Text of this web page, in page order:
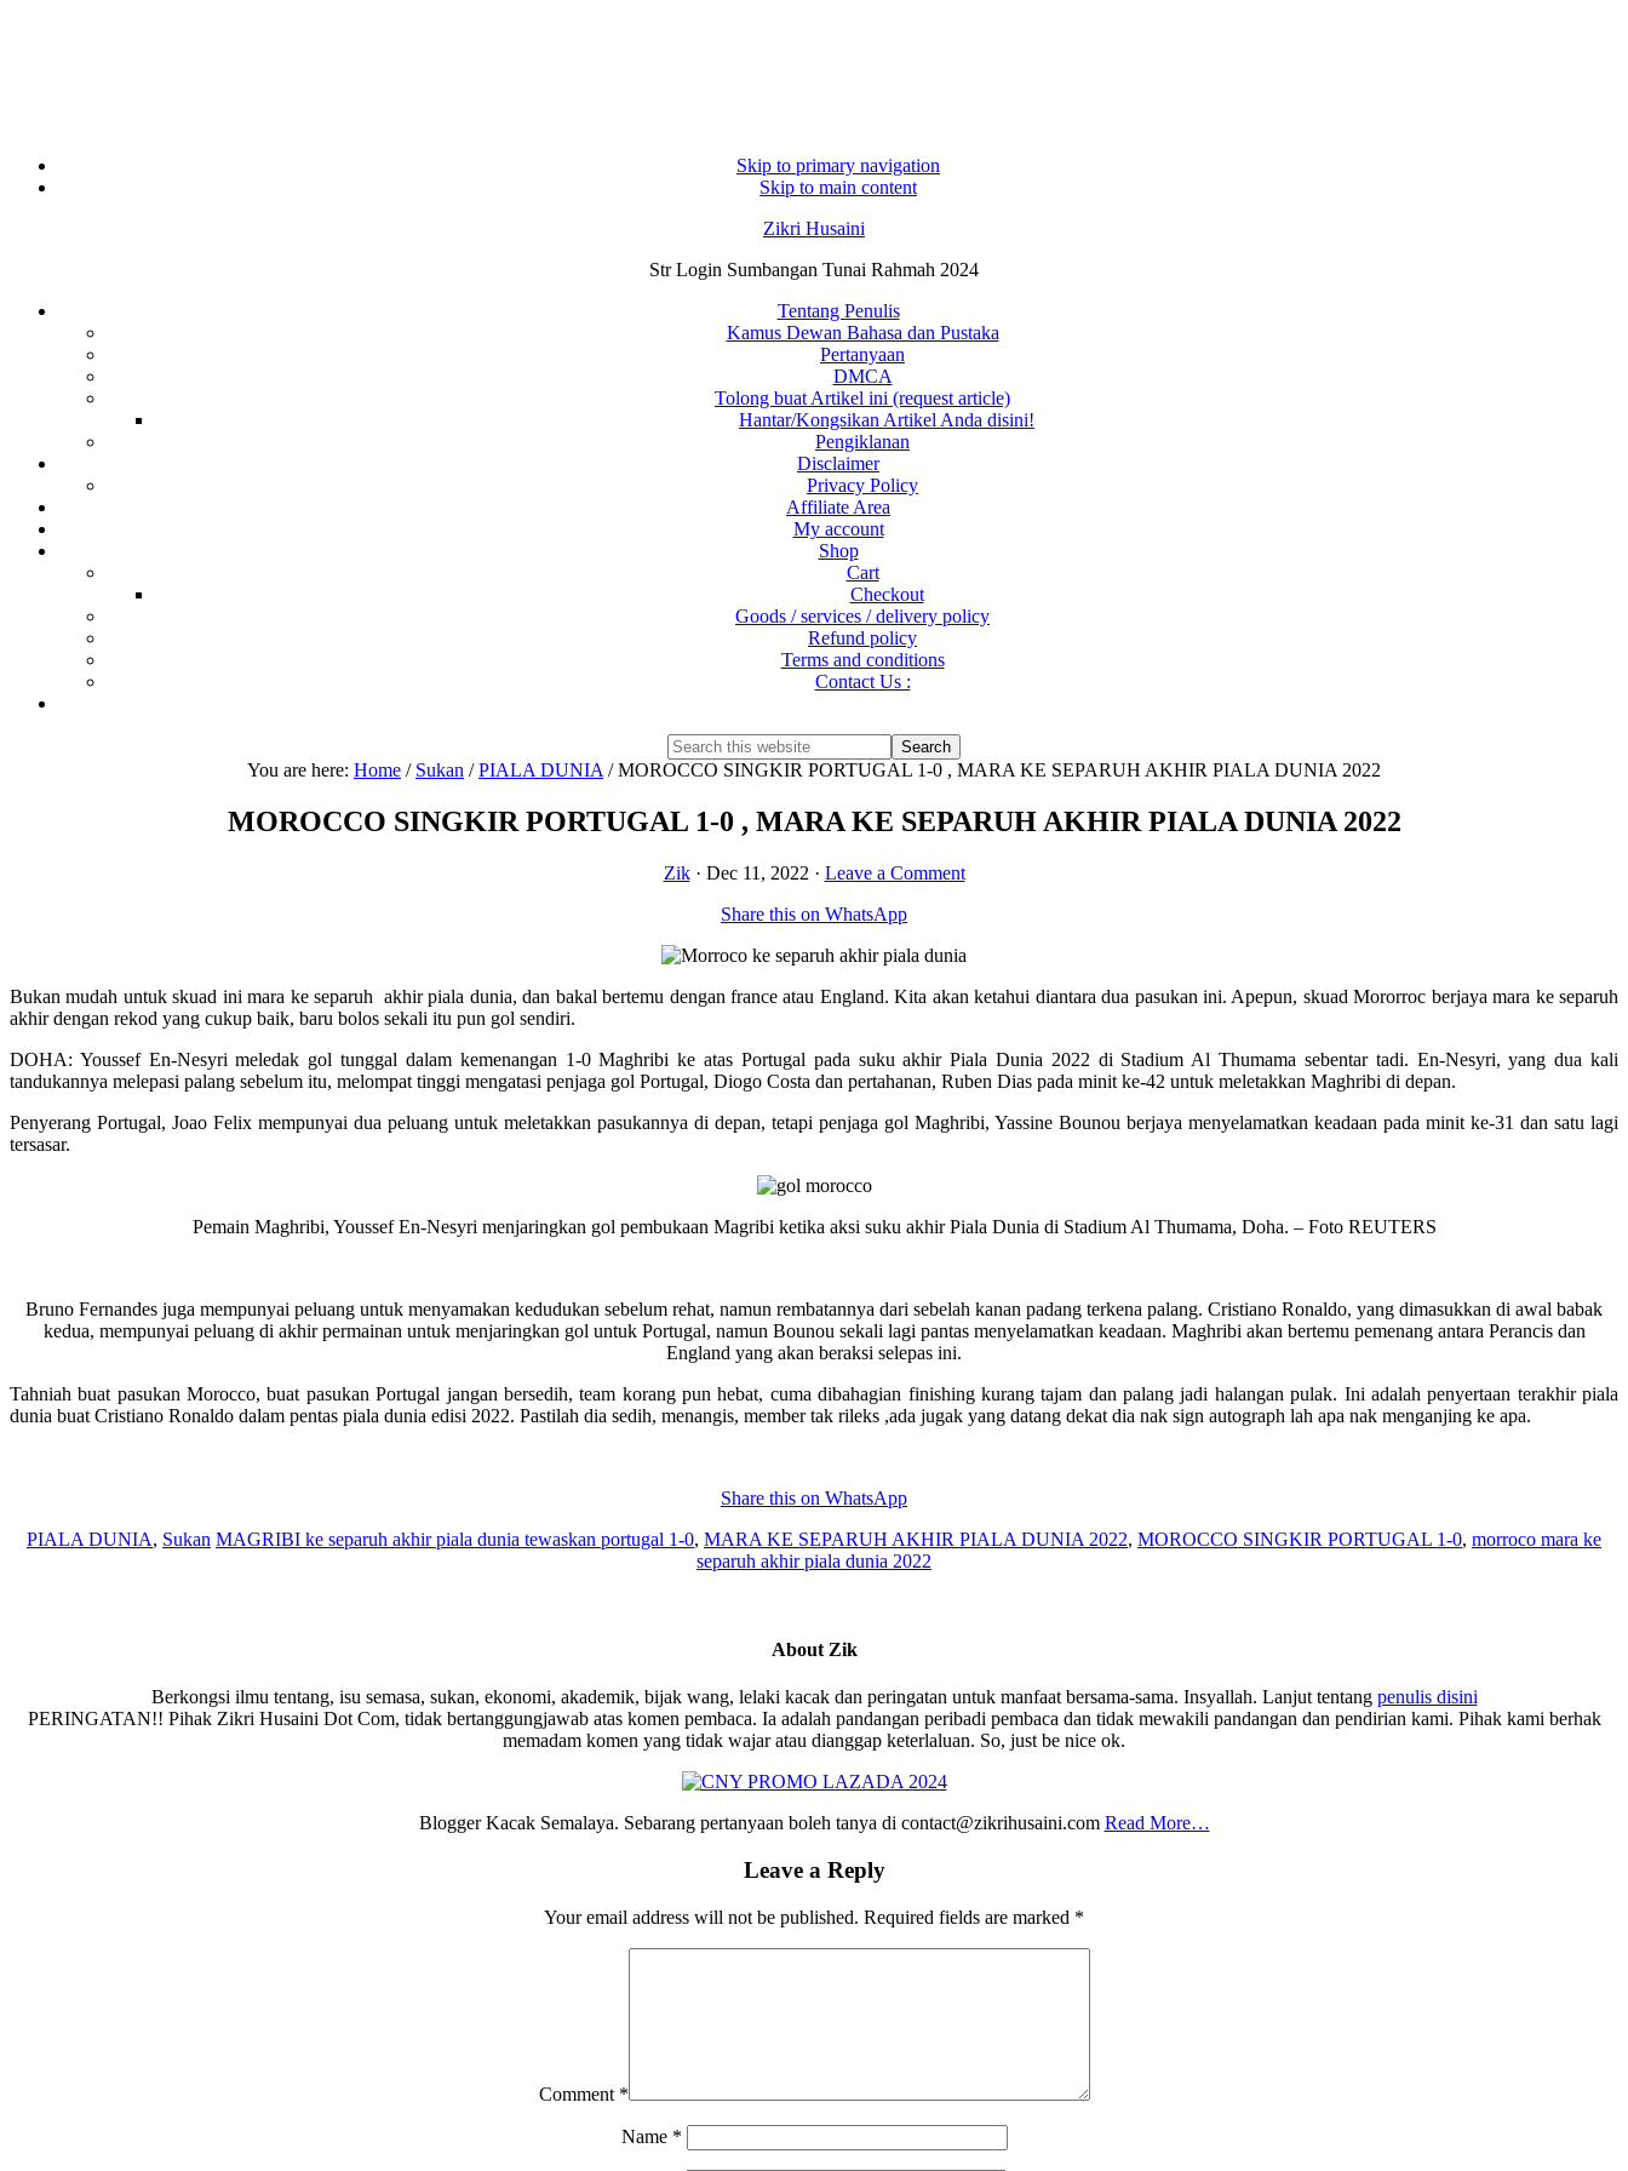
Skip to primary navigation
Skip to main content
Zikri Husaini
Str Login Sumbangan Tunai Rahmah 2024
Tentang Penulis
Kamus Dewan Bahasa dan Pustaka
Pertanyaan
DMCA
Tolong buat Artikel ini (request article)
Hantar/Kongsikan Artikel Anda disini!
Pengiklanan
Disclaimer
Privacy Policy
Affiliate Area
My account
Shop
Cart
Checkout
Goods / services / delivery policy
Refund policy
Terms and conditions
Contact Us :
Search
this
Hide
You are here: Home / Sukan / PIALA DUNIA /MOROCCO SINGKIR PORTUGAL 1-0 , MARA KE SEPARUH AKHIR PIALA DUNIA 2022
MOROCCO SINGKIR PORTUGAL 1-0 , MARA KE SEPARUH AKHIR PIALA DUNIA 2022
Zik· Dec 11, 2022 · Leave a Comment
Share this on WhatsApp
Bukan mudah untuk skuad ini mara ke separuh akhir piala dunia, dan bakal bertemu dengan france atau England. Kita akan ketahui diantara dua pasukan ini. Apepun, skuad Mororroc berjaya mara ke separuh
akhir dengan rekod yang cukup baik, baru bolos sekali itu pun gol sendiri.
DOHA: Youssef En-Nesyri meledak gol tunggal dalam kemenangan 1-0 Maghribi ke atas Portugal pada suku akhir Piala Dunia 2022 di Stadium Al Thumama sebentar tadi. En-Nesyri, yang dua kali
tandukannya melepasi palang sebelum itu, melompat tinggi mengatasi penjaga gol Portugal, Diogo Costa dan pertahanan, Ruben Dias pada minit ke-42 untuk meletakkan Maghribi di depan.
Penyerang Portugal, Joao Felix mempunyai dua peluang untuk meletakkan pasukannya di depan, tetapi penjaga gol Maghribi, Yassine Bounou berjaya menyelamatkan keadaan pada minit ke-31 dan satu lagi
tersasar.
Pemain Maghribi, Youssef En-Nesyri menjaringkan gol pembukaan Magribi ketika aksi suku akhir Piala Dunia di Stadium Al Thumama, Doha. – Foto REUTERS
Bruno Fernandes juga mempunyai peluang untuk menyamakan kedudukan sebelum rehat, namun rembatannya dari sebelah kanan padang terkena palang. Cristiano Ronaldo, yang dimasukkan di awal babak
kedua, mempunyai peluang di akhir permainan untuk menjaringkan gol untuk Portugal, namun Bounou sekali lagi pantas menyelamatkan keadaan. Maghribi akan bertemu pemenang antara Perancis dan
England yang akan beraksi selepas ini.
Tahniah buat pasukan Morocco, buat pasukan Portugal jangan bersedih, team korang pun hebat, cuma dibahagian finishing kurang tajam dan palang jadi halangan pulak. Ini adalah penyertaan terakhir piala
dunia buat Cristiano Ronaldo dalam pentas piala dunia edisi 2022. Pastilah dia sedih, menangis, member tak rileks ,ada jugak yang datang dekat dia nak sign autograph lah apa nak menganjing ke apa.
Share this on WhatsApp
PIALA DUNIA, Sukan MAGRIBI ke separuh akhir piala dunia tewaskan portugal 1-0, MARA KE SEPARUH AKHIR PIALA DUNIA 2022, MOROCCO SINGKIR PORTUGAL 1-0, morroco mara ke
separuh akhir piala dunia 2022
About Zik
Berkongsi ilmu tentang, isu semasa, sukan, ekonomi, akademik, bijak wang, lelaki kacak dan peringatan untuk manfaat bersama-sama. Insyallah. Lanjut tentang penulis disini
PERINGATAN!! Pihak Zikri Husaini Dot Com, tidak bertanggungjawab atas komen pembaca. Ia adalah pandangan peribadi pembaca dan tidak mewakili pandangan dan pendirian kami. Pihak kami berhak
memadam komen yang tidak wajar atau dianggap keterlaluan. So, just be nice ok.
Blogger Kacak Semalaya. Sebarang pertanyaan boleh tanya di contact@zikrihusaini.com Read More…
Leave a Reply
Your email address will not be published. Required fields are marked *
Comment *
Name *